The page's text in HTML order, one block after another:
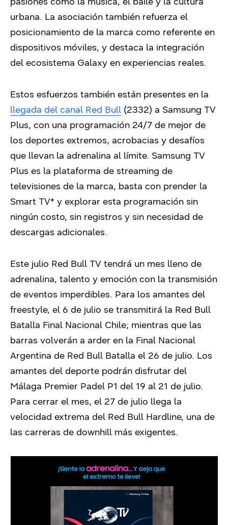
urbana. La asociación también refuerza el
posicionamiento de la marca como referente en
dispositivos móviles, y destaca la integración
del ecosistema Galaxy en experiencias reales.
Estos esfuerzos también están presentes en la
llegada del canal Red Bull (2332) a Samsung TV
Plus, con una programación 24/7 de mejor de
los deportes extremos, acrobacias y desafíos
que llevan la adrenalina al límite. Samsung TV
Plus es la plataforma de streaming de
televisiones de la marca, basta con prender la
Smart TV* y explorar esta programación sin
ningún costo, sin registros y sin necesidad de
descargas adicionales.
Este julio Red Bull TV tendrá un mes lleno de
adrenalina, talento y emoción con la transmisión
de eventos imperdibles. Para los amantes del
freestyle, el 6 de julio se transmitirá la Red Bull
Batalla Final Nacional Chile; mientras que las
barras volverán a arder en la Final Nacional
Argentina de Red Bull Batalla el 26 de julio. Los
amantes del deporte podrán disfrutar del
Málaga Premier Padel P1 del 19 al 21 de julio.
Para cerrar el mes, el 27 de julio llega la
velocidad extrema del Red Bull Hardline, una de
las carreras de downhill más exigentes.